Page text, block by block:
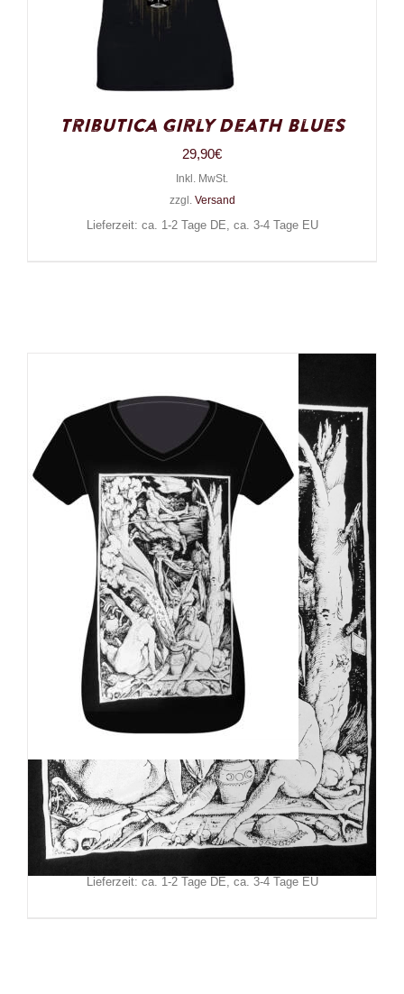
Tributica Girly Death Blues
29,90€
Inkl. MwSt.
zzgl. Versand
Lieferzeit: ca. 1-2 Tage DE, ca. 3-4 Tage EU
Nox Aurum Girly Witches
25,90€
Inkl. MwSt.
Lieferzeit: ca. 1-2 Tage DE, ca. 3-4 Tage EU